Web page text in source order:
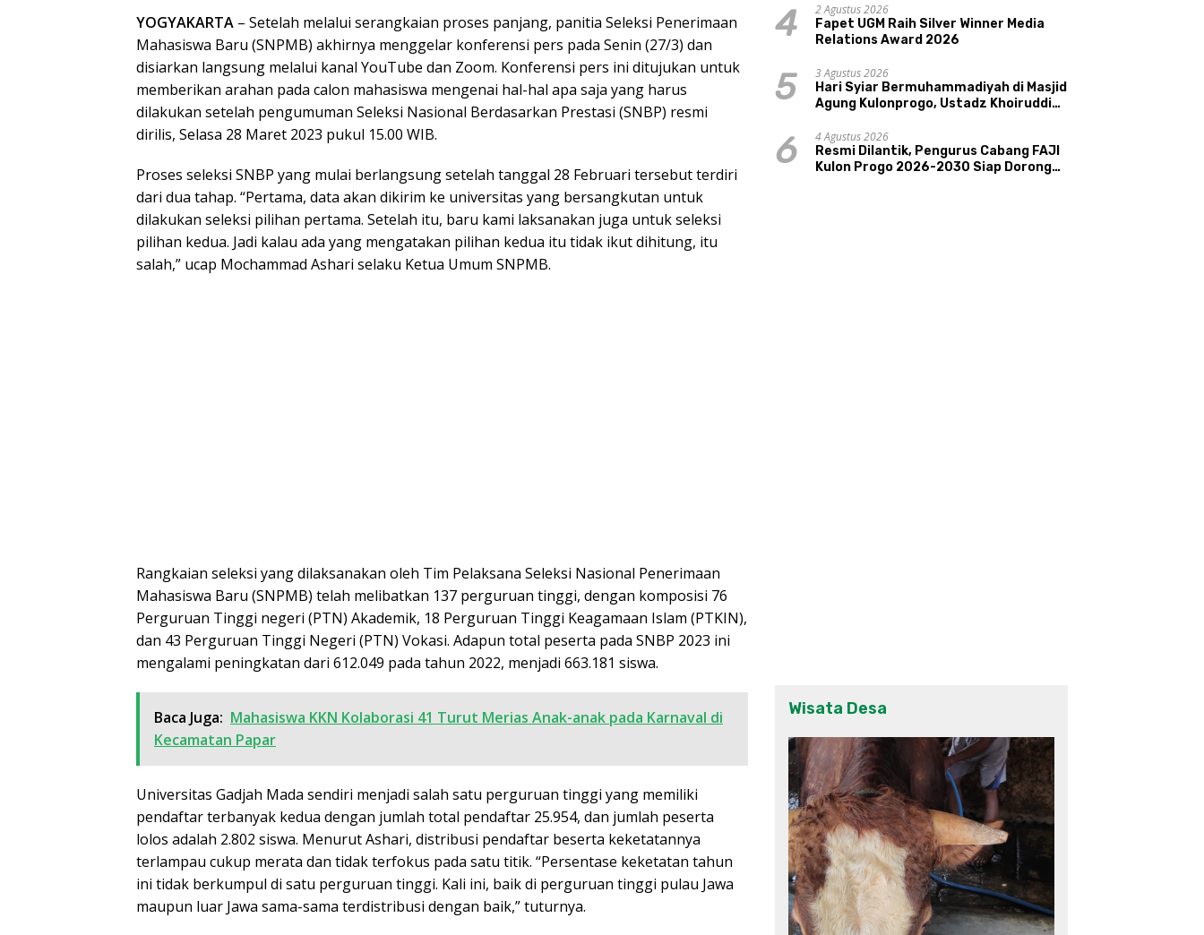
YOGYAKARTA – Setelah melalui serangkaian proses panjang, panitia Seleksi Penerimaan
Mahasiswa Baru (SNPMB) akhirnya menggelar konferensi pers pada Senin (27/3) dan
disiarkan langsung melalui kanal YouTube dan Zoom. Konferensi pers ini ditujukan untuk
memberikan arahan pada calon mahasiswa mengenai hal-hal apa saja yang harus
dilakukan setelah pengumuman Seleksi Nasional Berdasarkan Prestasi (SNBP) resmi
dirilis, Selasa 28 Maret 2023 pukul 15.00 WIB.
Proses seleksi SNBP yang mulai berlangsung setelah tanggal 28 Februari tersebut terdiri
dari dua tahap. “Pertama, data akan dikirim ke universitas yang bersangkutan untuk
dilakukan seleksi pilihan pertama. Setelah itu, baru kami laksanakan juga untuk seleksi
pilihan kedua. Jadi kalau ada yang mengatakan pilihan kedua itu tidak ikut dihitung, itu
salah,” ucap Mochammad Ashari selaku Ketua Umum SNPMB.
Rangkaian seleksi yang dilaksanakan oleh Tim Pelaksana Seleksi Nasional Penerimaan
Mahasiswa Baru (SNPMB) telah melibatkan 137 perguruan tinggi, dengan komposisi 76
Perguruan Tinggi negeri (PTN) Akademik, 18 Perguruan Tinggi Keagamaan Islam (PTKIN),
dan 43 Perguruan Tinggi Negeri (PTN) Vokasi. Adapun total peserta pada SNBP 2023 ini
mengalami peningkatan dari 612.049 pada tahun 2022, menjadi 663.181 siswa.
Baca Juga: Mahasiswa KKN Kolaborasi 41 Turut Merias Anak-anak pada Karnaval di
Kecamatan Papar
Universitas Gadjah Mada sendiri menjadi salah satu perguruan tinggi yang memiliki
pendaftar terbanyak kedua dengan jumlah total pendaftar 25.954, dan jumlah peserta
lolos adalah 2.802 siswa. Menurut Ashari, distribusi pendaftar beserta keketatannya
terlampau cukup merata dan tidak terfokus pada satu titik. “Persentase keketatan tahun
ini tidak berkumpul di satu perguruan tinggi. Kali ini, baik di perguruan tinggi pulau Jawa
maupun luar Jawa sama-sama terdistribusi dengan baik,” tuturnya.
4
2 Agustus 2026
Fapet UGM Raih Silver Winner Media
Relations Award 2026
5
3 Agustus 2026
Hari Syiar Bermuhammadiyah di Masjid
Agung Kulonprogo, Ustadz Khoiruddin
Sakinah Adalah Agama
6
4 Agustus 2026
Resmi Dilantik, Pengurus Cabang FAJI
Kulon Progo 2026-2030 Siap Dorong
Wisata Desa